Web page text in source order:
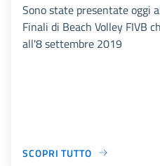
Sono state presentate oggi
Finali di Beach Volley FIVB
all'8 settembre 2019
SCOPRI TUTTO